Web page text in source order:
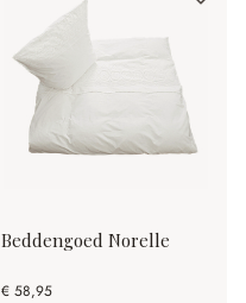
Beddengoed Norelle
€ 58,95